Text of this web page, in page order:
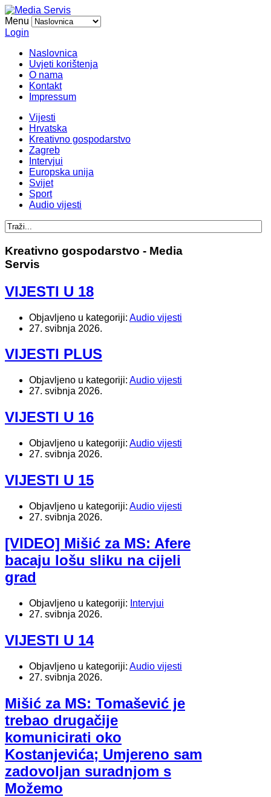
Menu
Login
Naslovnica
Uvjeti korištenja
O nama
Kontakt
Impressum
Vijesti
Hrvatska
Kreativno gospodarstvo
Zagreb
Intervjui
Europska unija
Svijet
Sport
Audio vijesti
Kreativno gospodarstvo - Media
Servis
VIJESTI U 18
Objavljeno u kategoriji: Audio vijesti
27. svibnja 2026.
VIJESTI PLUS
Objavljeno u kategoriji: Audio vijesti
27. svibnja 2026.
VIJESTI U 16
Objavljeno u kategoriji: Audio vijesti
27. svibnja 2026.
VIJESTI U 15
Objavljeno u kategoriji: Audio vijesti
27. svibnja 2026.
[VIDEO] Mišić za MS: Afere
bacaju lošu sliku na cijeli
grad
Objavljeno u kategoriji: Intervjui
27. svibnja 2026.
VIJESTI U 14
Objavljeno u kategoriji: Audio vijesti
27. svibnja 2026.
Mišić za MS: Tomašević je
trebao drugačije
komunicirati oko
Kostanjevića; Umjereno sam
zadovoljan suradnjom s
Možemo